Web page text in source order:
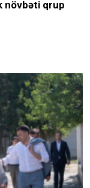
növbəti qrup